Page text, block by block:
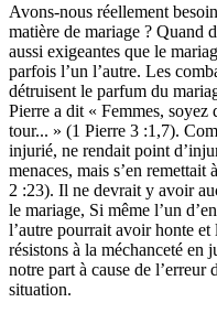
Avons-nous réellement
matière de mariage ? Quand
aussi exigeantes que le
parfois l’un l’autre. Les
détruisent le parfum du
Pierre a dit « Femmes, soyez
tour... » (1 Pierre 3 :1,7).
injurié, ne rendait point
menaces, mais s’en
2 :23). Il ne devrait y avoir
le mariage, Si même l’un
l’autre pourrait avoir honte
résistons à la méchanceté en
notre part à cause de
situation.